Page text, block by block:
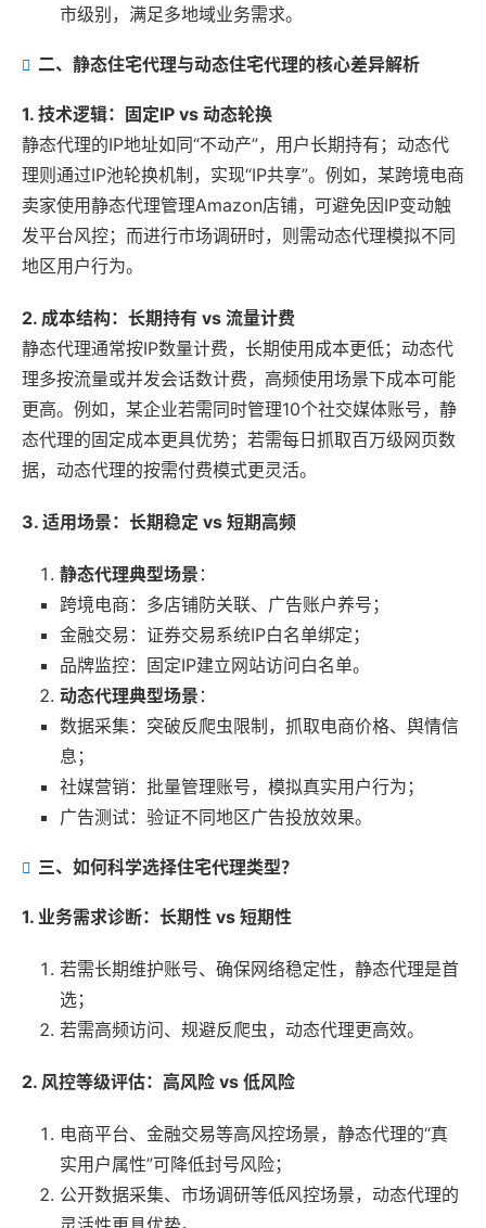
市级别，满足多地域业务需求。
二、静态住宅代理与动态住宅代理的核心差异解析
1. 技术逻辑：固定IP vs 动态轮换
静态代理的IP地址如同“不动产”，用户长期持有；动态代
理则通过IP池轮换机制，实现“IP共享”。例如，某跨境电商
卖家使用静态代理管理Amazon店铺，可避免因IP变动触
发平台风控；而进行市场调研时，则需动态代理模拟不同
地区用户行为。
2. 成本结构：长期持有 vs 流量计费
静态代理通常按IP数量计费，长期使用成本更低；动态代
理多按流量或并发会话数计费，高频使用场景下成本可能
更高。例如，某企业若需同时管理10个社交媒体账号，静
态代理的固定成本更具优势；若需每日抓取百万级网页数
据，动态代理的按需付费模式更灵活。
3. 适用场景：长期稳定 vs 短期高频
静态代理典型场景 ：
跨境电商：多店铺防关联、广告账户养号；
金融交易：证券交易系统IP白名单绑定；
品牌监控：固定IP建立网站访问白名单。
动态代理典型场景 ：
数据采集：突破反爬虫限制，抓取电商价格、舆情信
息；
社媒营销：批量管理账号，模拟真实用户行为；
广告测试：验证不同地区广告投放效果。
三、如何科学选择住宅代理类型？
1. 业务需求诊断：长期性 vs 短期性
若需长期维护账号、确保网络稳定性，静态代理是首
选；
若需高频访问、规避反爬虫，动态代理更高效。
2. 风控等级评估：高风险 vs 低风险
电商平台、金融交易等高风控场景，静态代理的“真
实用户属性”可降低封号风险；
公开数据采集、市场调研等低风控场景，动态代理的